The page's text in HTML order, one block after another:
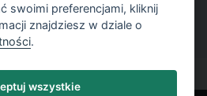
swoimi preferencjami, kliknij
znajdziesz w dziale o
.
wszystkie